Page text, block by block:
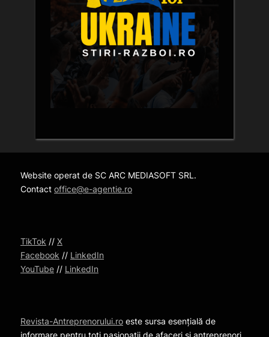
Website operat de SC ARC MEDIASOFT SRL.
Contact office@e-agentie.ro
TikTok // X
Facebook // LinkedIn
YouTube // LinkedIn
Revista-Antreprenorului.ro este sursa esențială de